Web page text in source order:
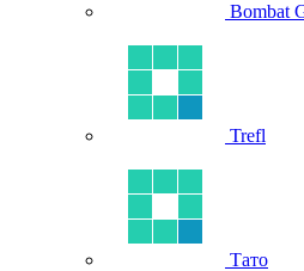
Bombat
Trefl
Тато